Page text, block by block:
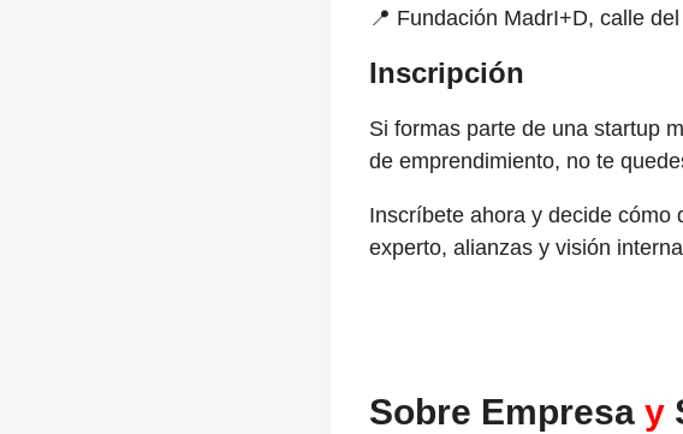
📍 Fundación MadrI+D, calle
Inscripción
Si formas parte de una startup
de emprendimiento, no te
Inscríbete ahora y decide cómo
experto, alianzas y visión
Sobre Empresa y